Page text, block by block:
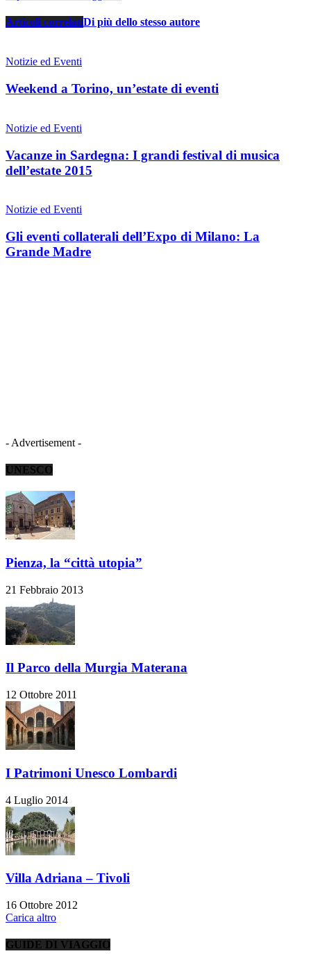
Articoli correlatiDi più dello stesso autore
Notizie ed Eventi
Weekend a Torino, un’estate di eventi
Notizie ed Eventi
Vacanze in Sardegna: I grandi festival di musica
dell’estate 2015
Notizie ed Eventi
Gli eventi collaterali dell’Expo di Milano: La
Grande Madre
- Advertisement -
UNESCO
Pienza, la “città utopia”
21 Febbraio 2013
Il Parco della Murgia Materana
12 Ottobre 2011
I Patrimoni Unesco Lombardi
4 Luglio 2014
Villa Adriana – Tivoli
16 Ottobre 2012
Carica altro
GUIDE DI VIAGGIO